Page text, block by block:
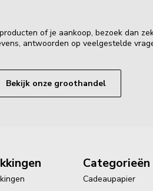
of je aankoop, bezoek dan
antwoorden op veelgestelde
Bekijk onze groothandel
Categorieën
Cadeaupapier